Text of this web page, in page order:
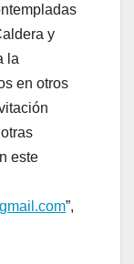
y
la
en otros
este
”,